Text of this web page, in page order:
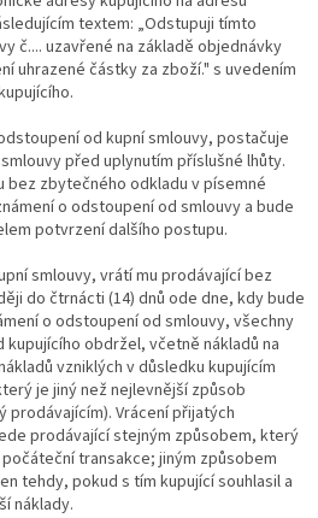
textem: „Odstupuji tímto
č.... uzavřené na základě objednávky
uhrazené částky za zboží." s uvedením
od kupní smlouvy, postačuje
před uplynutím příslušné lhůty.
bez zbytečného odkladu v písemné
o odstoupení od smlouvy a bude
potvrzení dalšího postupu.
smlouvy, vrátí mu prodávající bez
do čtrnácti (14) dnů ode dne, kdy bude
o odstoupení od smlouvy, všechny
obdržel, včetně nákladů na
vzniklých v důsledku kupujícím
je jiný než nejlevnější způsob
prodávajícím). Vrácení přijatých
prodávající stejným způsobem, který
transakce; jiným způsobem
tehdy, pokud s tím kupující souhlasil a
náklady.